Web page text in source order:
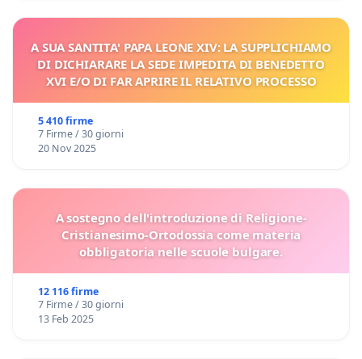
A SUA SANTITA' PAPA LEONE XIV: LA SUPPLICHIAMO
DI DICHIARARE LA SEDE IMPEDITA DI BENEDETTO
XVI E/O DI FAR APRIRE IL RELATIVO PROCESSO
5 410 firme
7 Firme / 30 giorni
20 Nov 2025
A sostegno dell'introduzione di Religione-
Cristianesimo-Ortodossia come materia
obbligatoria nelle scuole bulgare.
12 116 firme
7 Firme / 30 giorni
13 Feb 2025